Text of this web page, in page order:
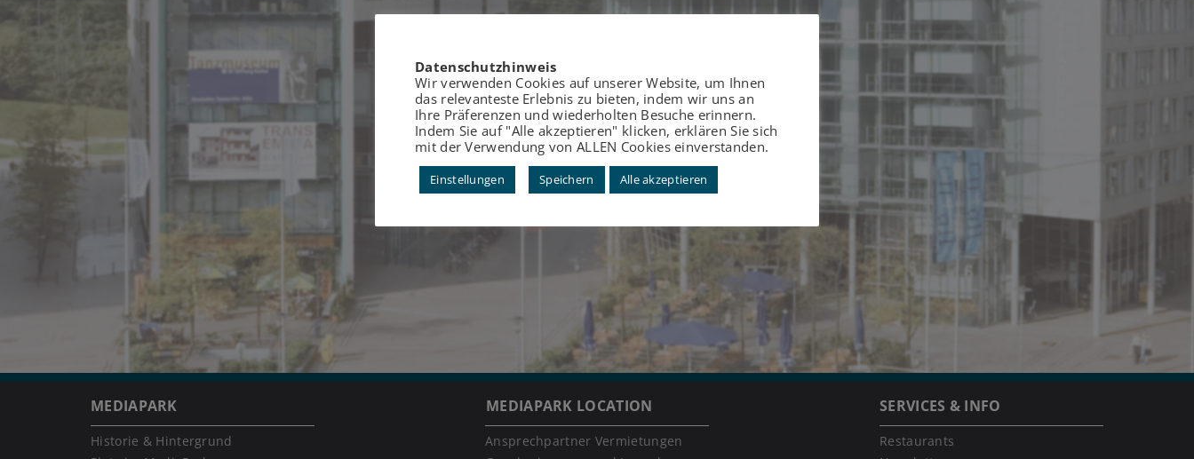
MEDIAPARK
Historie & Hintergrund
MEDIAPARK LOCATION
Ansprechpartner Vermietungen
SERVICES & INFO
Restaurants
Datenschutzhinweis
Wir verwenden Cookies auf unserer Website, um Ihnen
das relevanteste Erlebnis zu bieten, indem wir uns an
Ihre Präferenzen und wiederholten Besuche erinnern.
Indem Sie auf "Alle akzeptieren" klicken, erklären Sie sich
mit der Verwendung von ALLEN Cookies einverstanden.
Einstellungen Speichern Alle akzeptieren